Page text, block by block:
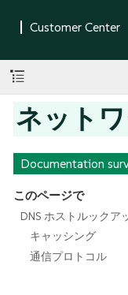
ネット
Documentation
このページで
DNS ホストルックア
キャッシング
通信プロトコル